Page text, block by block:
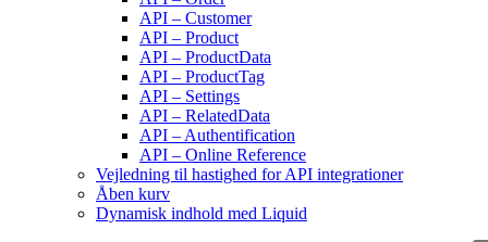
API – Customer
API – Product
API – ProductData
API – ProductTag
API – Settings
API – RelatedData
API – Authentification
API – Online Reference
Vejledning til hastighed for API integrationer
Åben kurv
Dynamisk indhold med Liquid